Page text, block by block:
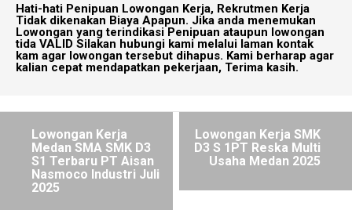
Hati-hati Penipuan Lowongan Kerja, Rekrutmen Kerja
Tidak dikenakan Biaya Apapun. Jika anda menemukan
Lowongan yang terindikasi Penipuan ataupun lowongan
tida VALID Silakan hubungi kami melalui laman kontak
kam agar lowongan tersebut dihapus. Kami berharap agar
kalian cepat mendapatkan pekerjaan, Terima kasih.
Lowongan Kerja
Medan SMA SMK D3
S1 Terbaru PT Aisan
Nasmoco Industri Juli
2025
Lowongan Kerja SMK
D3 S 1PT Reska Multi
Usaha Medan 2025